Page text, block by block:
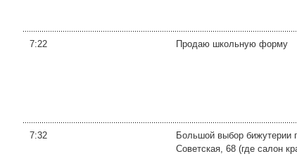
7:22 Продаю школьную форму
7:32
Большой выбор бижутерии
Советская, 68 (где салон